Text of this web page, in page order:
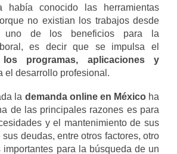
había conocido las herramientas
no existian los trabajos desde
de los beneficios para la
es decir que se impulsa el
programas, aplicaciones y
el desarrollo profesional.
la demanda online en Méxicoha
de las principales razones es para
y el mantenimiento de sus
deudas, entre otros factores, otro
para la búsqueda de un